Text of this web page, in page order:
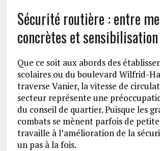
Sécurité routière : entre
concrètes et sensibilisation
Que ce soit aux abords des
scolaires ou du boulevard Wilfrid-
traverse Vanier, la vitesse de
secteur représente une
du conseil de quartier. Puisque les
combats se mènent parfois de
travaille à l’amélioration de la
un pas à la fois.